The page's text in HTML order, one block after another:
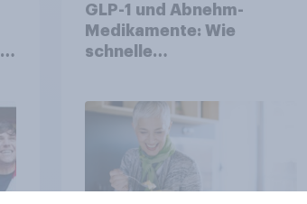
GLP-1 und Abnehm-
Medikamente: Wie
schnelle
umgestalten